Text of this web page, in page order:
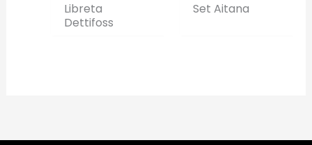
Libreta
Dettifoss
Set Aitana